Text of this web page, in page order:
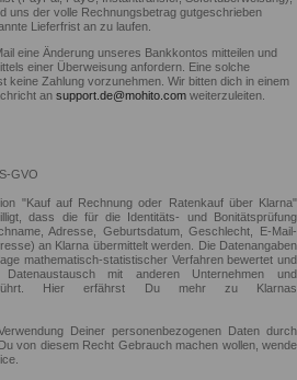
uns der volle Rechnungsbetrag gutgeschrieben
Lieferfrist an zu laufen.
eine Änderung unseres Bankkontos mitteilen und
einer Überweisung anfordern. Eine solche
keine Zahlung vorzunehmen. Wir bitten dich in einem
an support.de@mohito.com weiterzuleiten.
GVO
"Kauf auf Rechnung oder Ratenkauf über Klarna"
dass die für die Identitäts- und Bonitätsprüfung
Adresse, Geburtsdatum, Geschlecht, E-Mail-
an Klarna übermittelt werden. Die Datenangaben
mathematisch-statistischer Verfahren bewertet und
mit anderen Unternehmen und
Hier erfährst Du mehr zu Klarnas
Deiner personenbezogenen Daten durch
von diesem Recht Gebrauch machen wollen, wende